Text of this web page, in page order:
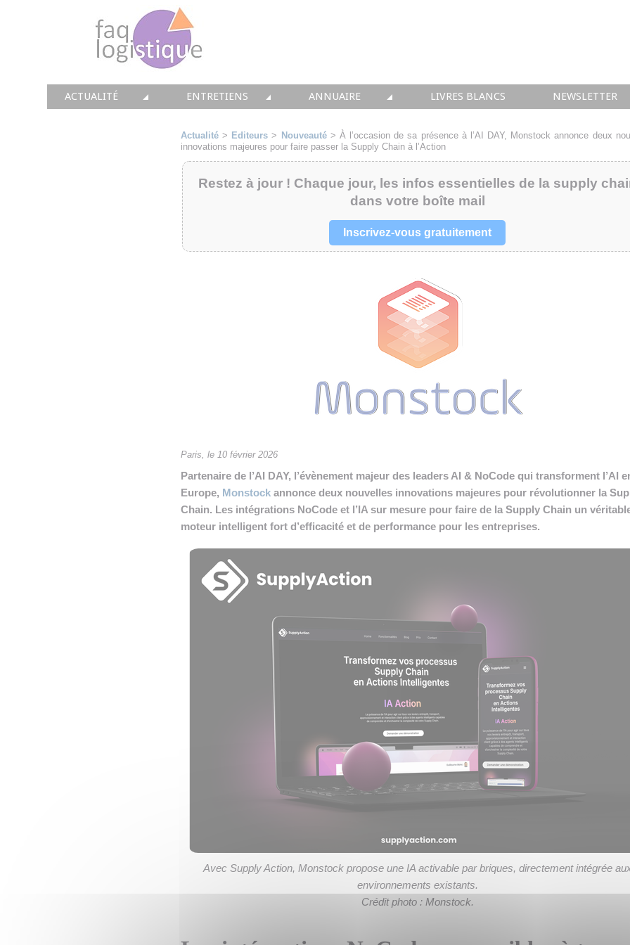
ACTUALITÉ ENTRETIENS
• TRANSPORT
• SUPPLY / CHAIN
ANNUAIRE
• SOLUTIONS
• INTEGRATION
• FORMATION
• INTRALOGISTIQUE
• PRESTATION LOGISTIQUE
• RECRUTEMENT
👉 INSCRIRE SA SOCIÉTÉ
LIVRES BLANCS NEWSLETTER
Actualité > Editeurs > Nouveauté> À l’occasion de sa présence à l’AI DAY, Monstock annonce deux
innovations majeures pour faire passer la Supply Chain à l’Action
Restez à jour ! Chaque jour, les infos essentielles de la supply
dans votre boîte mail
Inscrivez-vous gratuitement
Paris, le 10 février 2026
Partenaire de l’AI DAY, l’évènement majeur des leaders AI & NoCode qui transforment l’AI
Europe, Monstock annonce deux nouvelles innovations majeures pour révolutionner la
Chain. Les intégrations NoCode et l’IA sur mesure pour faire de la Supply Chain un
moteur intelligent fort d’efficacité et de performance pour les entreprises.
Avec Supply Action, Monstock propose une IA activable par briques, directement intégrée
environnements existants.
Crédit photo : Monstock.